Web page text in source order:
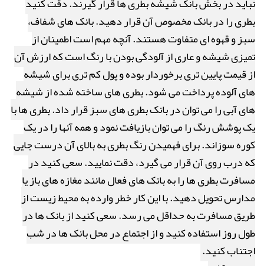
بطری را در بانک مخصوص آن قرار دهید. بانک های شفاف،
سبز و قهوه ای متفاوت هستند. آنچه مهم است اطمینان از
تمیزی شیشه و عاری از آلودگی بودن با رنگ است که ارزش آن
از قیمت پایین تری برخوردار بوده و پول کم تری برای شیشه
های آلوده پرداخت می شود. بطری های ساخته شده از شیشه
های آبی را می توان در بانک بطری های سبز قرار داد. بطری ها با
یک پوشش رنگ را می توان بازیافت نمود و همه آنها را در یک
کوره سوزاند. برای فهمیدن رنگ بطری به بالای آن درست جایی
که درب روی آن قرار می گیرد، دقت نمایید. سعی کنید در
مسافرت بطری ها را به بانک های فعال مانند مغازه های باز یا
مدارس تحویل دهید. با این کار خطر وارده به محیط زیست از
طریق مسافرت به حداقل می رسد. سعی کنید از بانک ها در
طول روز استفاده کنید و از اجتماع در محل بانک ها در شب
اجتناب کنید.